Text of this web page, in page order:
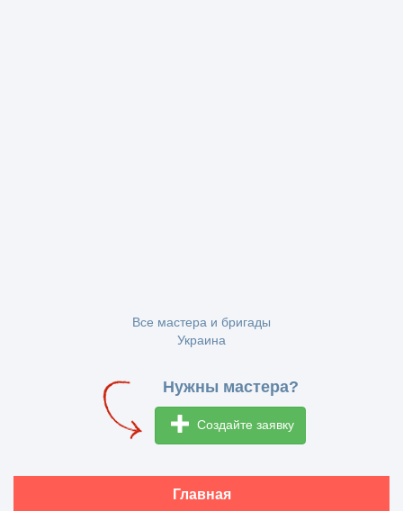
Все мастера и бригады
Украина
Нужны мастера?
Создайте заявку
Главная